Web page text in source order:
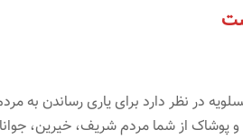
در نظر دارد برای یاری رساندن به
و پوشاک از شما مردم شریف، خیرین،